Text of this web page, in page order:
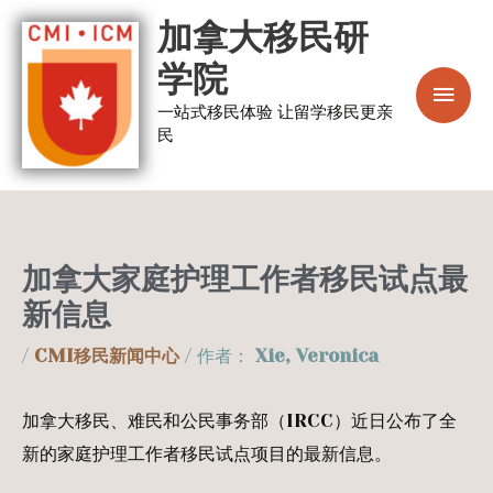
跳
加拿大移民研
学院
一站式移民体验 让留学移民更亲
民
菜
单
加拿大家庭护理工作者移民试点最
新信息
/ CMI移民新闻中心/ 作者： Xie, Veronica
加拿大移民、难民和公民事务部（IRCC）近日公布了全
新的家庭护理工作者移民试点项目的最新信息。